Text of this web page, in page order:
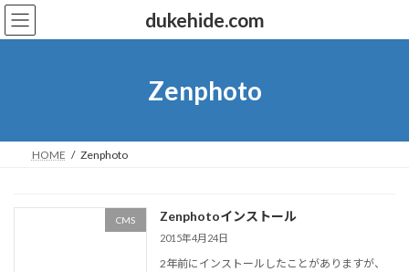
コ
ン
ナ
ビ
dukehide.com
Zenphoto
HOME Zenphoto
CMS Zenphotoインストール
2015年4月24日
2年前にインストールしたことがありますが、